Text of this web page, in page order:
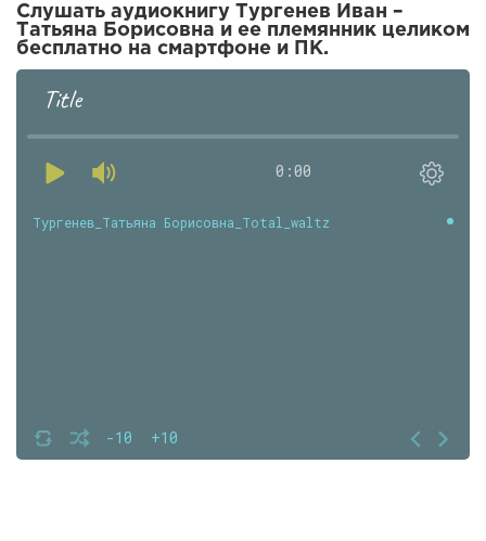
Слушать аудиокнигу Тургенев Иван –
Татьяна Борисовна и ее племянник целиком
бесплатно на смартфоне и ПК.
Title
0:00
-10 +10
Тургенев_Татьяна Борисовна_Total_waltz